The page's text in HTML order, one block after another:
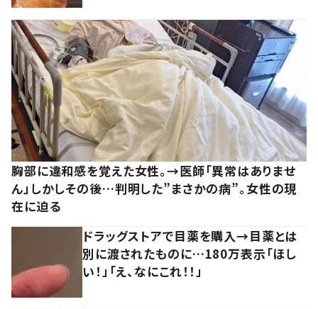
胸部に違和感を覚えた女性。→医師「異常はありませ
ん」しかしその後…判明した”まさかの病”。女性の現
在に迫る
ドラッグストアで目薬を購入→目薬とは
別に渡されたものに…180万表示「ほし
い！」「え、なにこれ！！」